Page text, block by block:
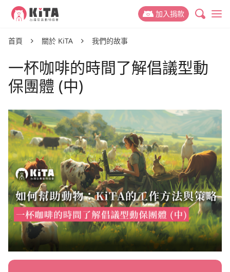
KiTA台灣友善動物協會 加入捐款
最新消息
專案新聞
推廣故事
活動訊息
動保議題
禁掉山豬吊
禁用黏鼠板
動物權與蔬食教育
減少動物實驗
減少動物剝削
關於 KiTA
我們的故事
我們的成員
我們的成果
聯絡我們
支持我們
捐款專案
捐款運用與徵信
活動合作
倡議與募款大使
參與我們
友善動物推廣志工
好蔬福-美味健康蔬食
幫動物連署
職務空缺
捐款 Q&A
首頁 關於 KiTA 我們的故事
一杯咖啡的時間了解倡議型動
保團體 (中)